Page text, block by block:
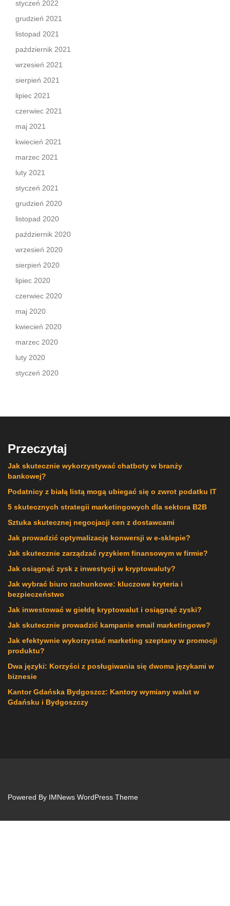
styczeń 2022
grudzień 2021
listopad 2021
październik 2021
wrzesień 2021
sierpień 2021
lipiec 2021
czerwiec 2021
maj 2021
kwiecień 2021
marzec 2021
luty 2021
styczeń 2021
grudzień 2020
listopad 2020
październik 2020
wrzesień 2020
sierpień 2020
lipiec 2020
czerwiec 2020
maj 2020
kwiecień 2020
marzec 2020
luty 2020
styczeń 2020
Przeczytaj
Jak skutecznie wykorzystywać chatboty w branży
bankowej?
Podatnicy z białą listą mogą ubiegać się o zwrot podatku IT
5 skutecznych strategii marketingowych dla sektora B2B
Sztuka skutecznej negocjacji cen z dostawcami
Jak prowadzić optymalizację konwersji w e-sklepie?
Jak skutecznie zarządzać ryzykiem finansowym w firmie?
Jak osiągnąć zysk z inwestycji w kryptowaluty?
Jak wybrać biuro rachunkowe: kluczowe kryteria i
bezpieczeństwo
Jak inwestować w giełdę kryptowalut i osiągnąć zyski?
Jak skutecznie prowadzić kampanie email marketingowe?
Jak efektywnie wykorzystać marketing szeptany w promocji
produktu?
Dwa języki: Korzyści z posługiwania się dwoma językami w
biznesie
Kantor Gdańska Bydgoszcz: Kantory wymiany walut w
Gdańsku i Bydgoszczy
Powered By IMNews WordPress Theme